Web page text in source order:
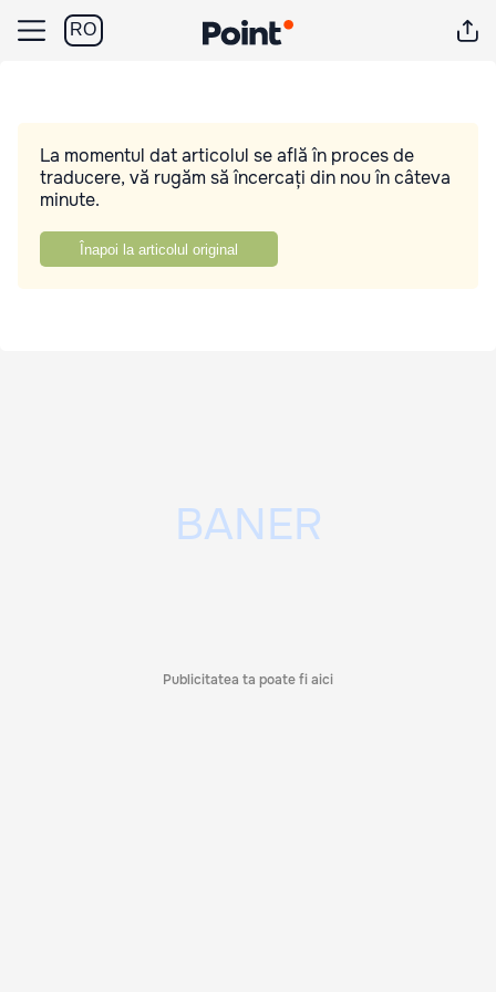
RO
La momentul dat articolul se află în proces de
traducere, vă rugăm să încercați din nou în câteva
minute.
Înapoi la articolul original
Publicitatea ta poate fi aici